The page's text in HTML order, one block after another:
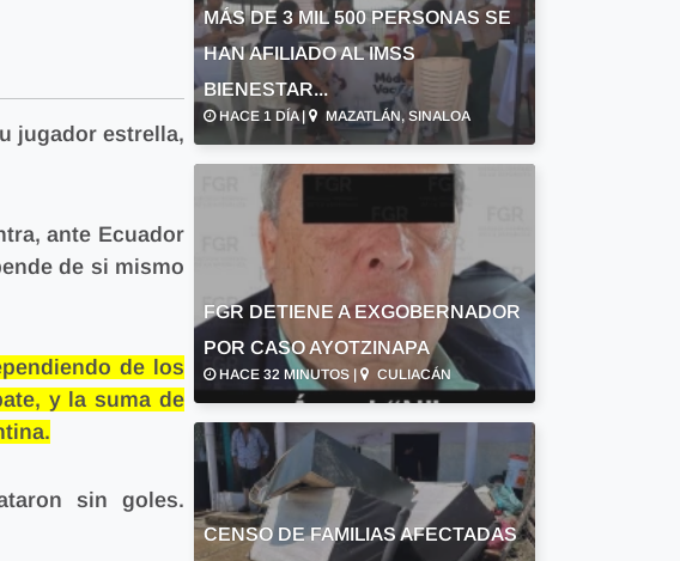
jugador estrella,
ante Ecuador
de si mismo
de los
y la suma de
sin goles.
MÁS DE 3 MIL 500 PERSONAS SE
HAN AFILIADO AL IMSS
BIENESTAR...
HACE 1 DÍA | MAZATLÁN, SINALOA
FGR DETIENE A EXGOBERNADOR
POR CASO AYOTZINAPA
HACE 32 MINUTOS | CULIACÁN
CENSO DE FAMILIAS AFECTADAS